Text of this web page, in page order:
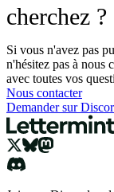
cherchez ?
Si vous n'avez pas
n'hésitez pas à nous
avec toutes vos
Nous contacter
Demander sur